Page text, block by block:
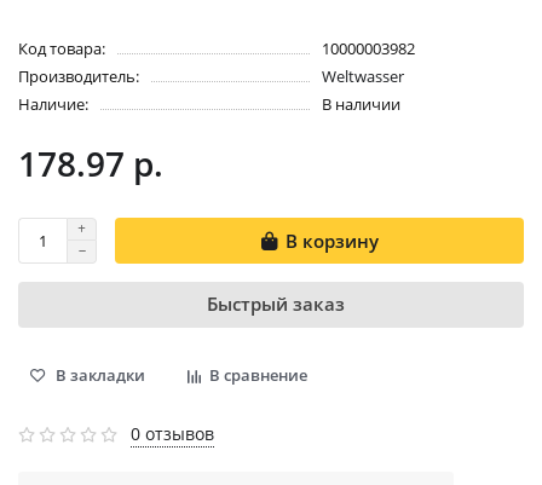
Код товара:
10000003982
Производитель:
Weltwasser
Наличие:
В наличии
178.97 р.
В корзину
Быстрый заказ
В закладки В сравнение
0 отзывов